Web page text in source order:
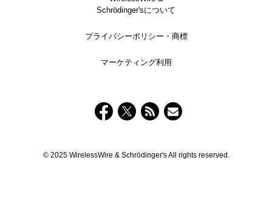
Schrödinger'sについて
プライバシーポリシー・商標
マーケティング利用
© 2025 WirelessWire & Schrödinger's All rights reserved.